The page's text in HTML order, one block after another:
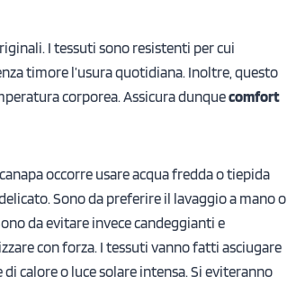
I tessuti sono resistenti per cui
timore l’usura quotidiana. Inoltre, questo
corporea. Assicura dunquecomfort
occorre usare acqua fredda o tiepida
Sono da preferire il lavaggio a mano o
da evitare invece candeggianti e
con forza. I tessuti vanno fatti asciugare
calore o luce solare intensa. Si eviteranno